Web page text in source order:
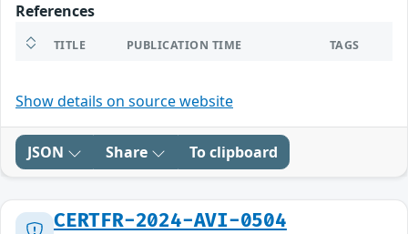
References
TITLE PUBLICATION TIME TAGS
Show details on source website
JSON Share To clipboard
CERTFR-2024-AVI-0504